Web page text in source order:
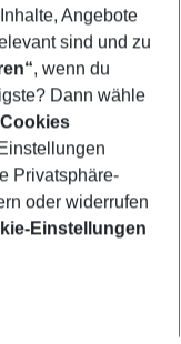
2026Angebote
sind und zu
, wenn du
Dann wähle
Privatsphäre-
oder widerrufen
Einstellungen